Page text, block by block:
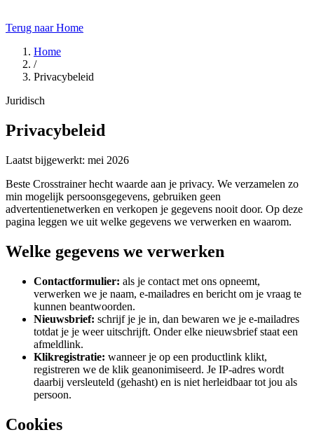
Terug naar Home
Home
/
Privacybeleid
Juridisch
Privacybeleid
Laatst bijgewerkt: mei 2026
Beste Crosstrainer hecht waarde aan je privacy. We verzamelen zo
min mogelijk persoonsgegevens, gebruiken geen
advertentienetwerken en verkopen je gegevens nooit door. Op deze
pagina leggen we uit welke gegevens we verwerken en waarom.
Welke gegevens we verwerken
Contactformulier: als je contact met ons opneemt,
verwerken we je naam, e-mailadres en bericht om je vraag te
kunnen beantwoorden.
Nieuwsbrief: schrijf je je in, dan bewaren we je e-mailadres
totdat je je weer uitschrijft. Onder elke nieuwsbrief staat een
afmeldlink.
Klikregistratie: wanneer je op een productlink klikt,
registreren we de klik geanonimiseerd. Je IP-adres wordt
daarbij versleuteld (gehasht) en is niet herleidbaar tot jou als
persoon.
Cookies